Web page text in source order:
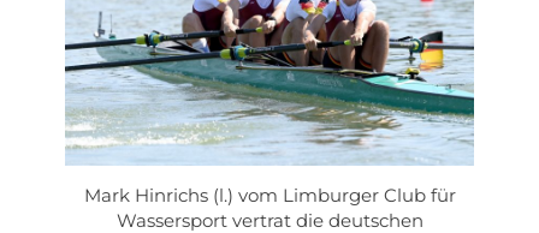
Mark Hinrichs (l.) vom Limburger Club für
Wassersport vertrat die deutschen